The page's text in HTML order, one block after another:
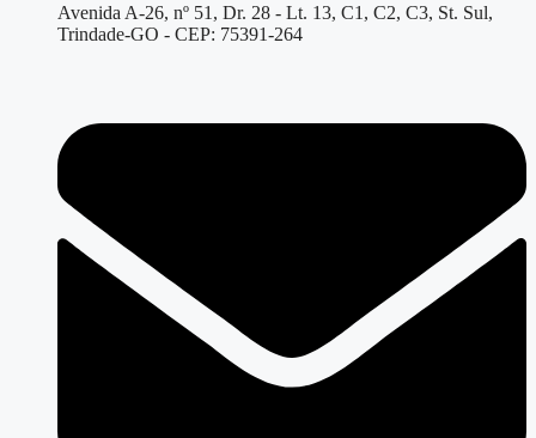
Avenida A-26, nº 51, Dr. 28 - Lt. 13, C1, C2, C3, St. Sul,
Trindade-GO - CEP: 75391-264